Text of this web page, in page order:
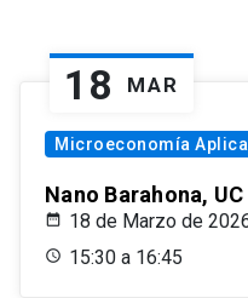
18 MAR
Microeconomía
Nano Barahona,
18 de Marzo de
15:30 a 16:45